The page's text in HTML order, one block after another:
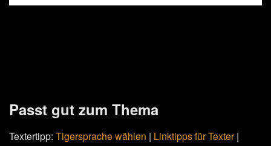
Passt gut zum Thema
Textertipp: Tigersprache wählen | Linktipps für Texter |